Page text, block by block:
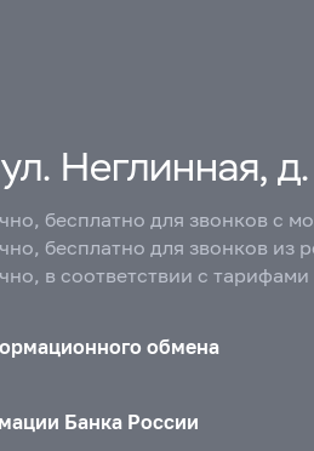
Неглинная,
бесплатно для звонков с
бесплатно для звонков из
в соответствии с
обмена
Банка России